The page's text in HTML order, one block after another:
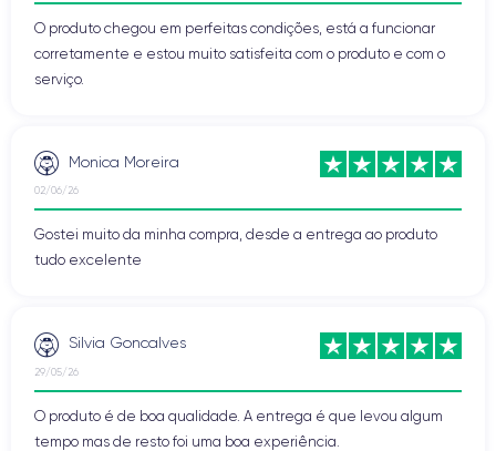
O produto chegou em perfeitas condições, está a funcionar
corretamente e estou muito satisfeita com o produto e com o
serviço.
Monica Moreira
02/06/26
Gostei muito da minha compra, desde a entrega ao produto
tudo excelente
Silvia Goncalves
29/05/26
O produto é de boa qualidade. A entrega é que levou algum
tempo mas de resto foi uma boa experiência.